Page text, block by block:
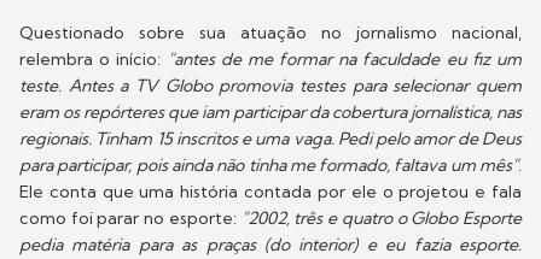
Questionado sobre sua atuação no jornalismo nacional,
relembra o início: "antes de me formar na faculdade eu fiz um
teste. Antes a TV Globo promovia testes para selecionar quem
eram os repórteres que iam participar da cobertura jornalística, nas
regionais. Tinham 15 inscritos e uma vaga. Pedi pelo amor de Deus
para participar, pois ainda não tinha me formado, faltava um mês".
Ele conta que uma história contada por ele o projetou e fala
como foi parar no esporte: "2002, três e quatro o Globo Esporte
pedia matéria para as praças (do interior) e eu fazia esporte.